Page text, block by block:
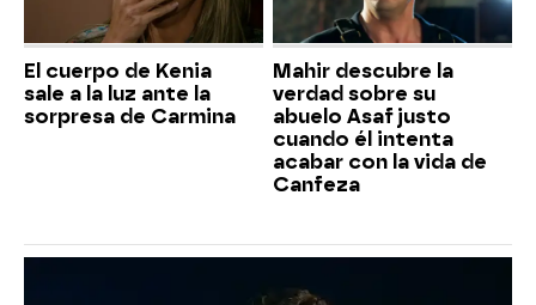
El cuerpo de Kenia
sale a la luz ante la
sorpresa de Carmina
Mahir descubre la
verdad sobre su
abuelo Asaf justo
cuando él intenta
acabar con la vida de
Canfeza